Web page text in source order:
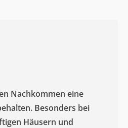
Nachkommen eine
Besonders bei
Häusern und